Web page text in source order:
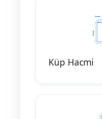
Küp Hacmi